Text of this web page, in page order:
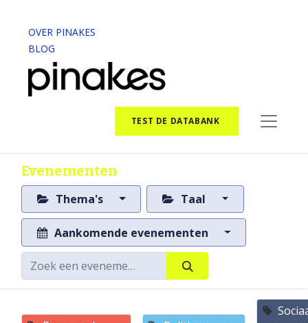
OVER PINAKES
BLOG
TEST DE DATABANK
Evenementen
Thema's Taal
Aankomende evenementen